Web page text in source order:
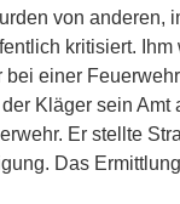
von anderen,
kritisiert.
bei einer
Kläger sein
Er stellte
Das